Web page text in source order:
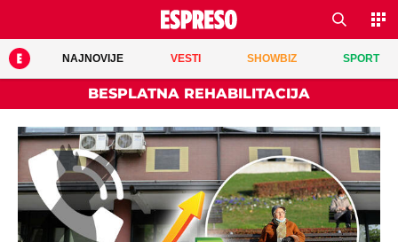
NAJNOVIJE VESTI SHOWBIZ SPORT
BESPLATNA REHABILITACIJA